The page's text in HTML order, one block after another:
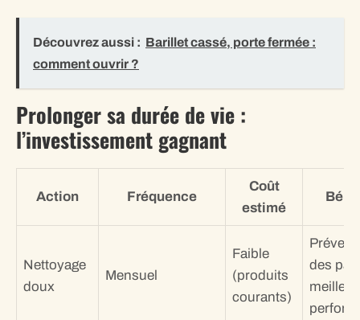
Découvrez aussi : Barillet cassé, porte fermée :
comment ouvrir ?
Prolonger sa durée de vie :
l’investissement gagnant
Action Fréquence
Coût
estimé
Nettoyage
doux
Mensuel
Faible
(produits
courants)
des